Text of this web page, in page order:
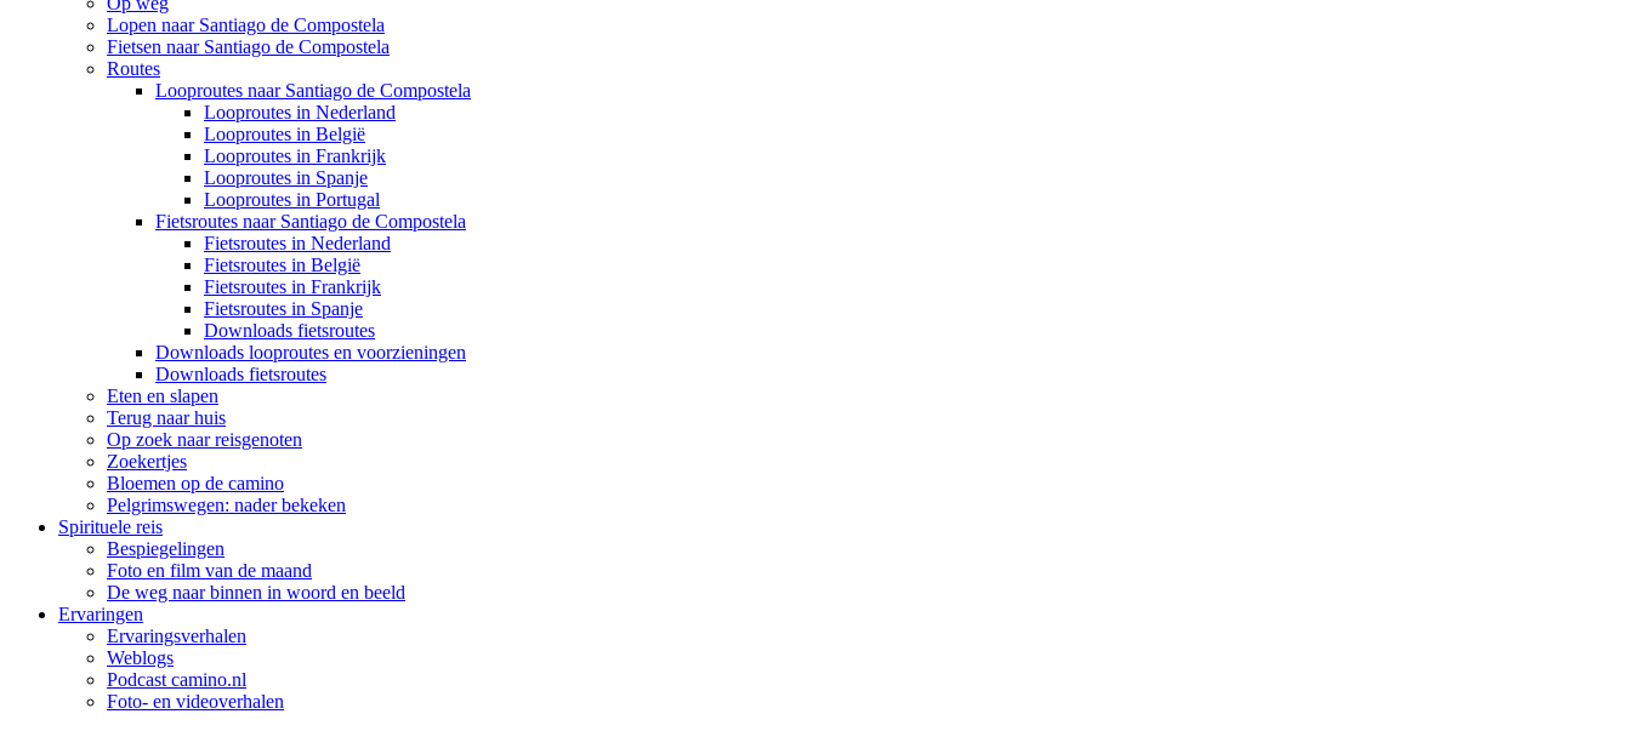
Lopen naar Santiago de Compostela
Fietsen naar Santiago de Compostela
Routes
Looproutes naar Santiago de Compostela
Looproutes in Nederland
Looproutes in België
Looproutes in Frankrijk
Looproutes in Spanje
Looproutes in Portugal
Fietsroutes naar Santiago de Compostela
Fietsroutes in Nederland
Fietsroutes in België
Fietsroutes in Frankrijk
Fietsroutes in Spanje
Downloads fietsroutes
Downloads looproutes en voorzieningen
Downloads fietsroutes
Eten en slapen
Terug naar huis
Op zoek naar reisgenoten
Zoekertjes
Bloemen op de camino
Pelgrimswegen: nader bekeken
Spirituele reis
Bespiegelingen
Foto en film van de maand
De weg naar binnen in woord en beeld
Ervaringen
Ervaringsverhalen
Weblogs
Podcast camino.nl
Foto- en videoverhalen